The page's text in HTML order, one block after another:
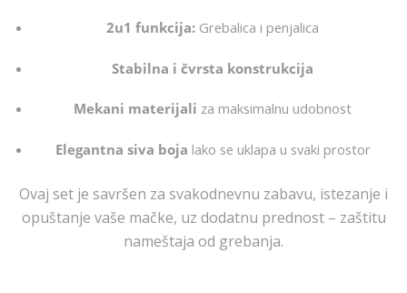
2u1 funkcija: Grebalica i penjalica
Stabilna i čvrsta konstrukcija
Mekani materijali za maksimalnu udobnost
Elegantna siva boja lako se uklapa u svaki prostor
Ovaj set je savršen za svakodnevnu zabavu, istezanje i
opuštanje vaše mačke, uz dodatnu prednost – zaštitu
nameštaja od grebanja.